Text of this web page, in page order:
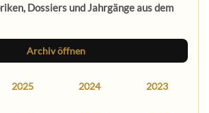
Dossiers und Jahrgänge aus dem
Archiv öffnen
2025 2024 2023